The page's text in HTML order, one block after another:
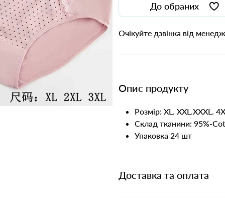
До обраних
Очікуйте дзвінка від
Опис продукту
Розмір: XL. XXL.XXXL.
Склад тканини: 95%-
Упаковка 24 шт
Доставка та оплата